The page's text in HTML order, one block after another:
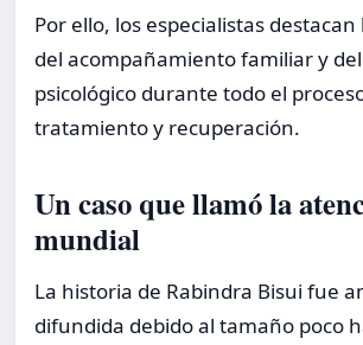
Por ello, los especialistas
del acompañamiento familiar y
psicológico durante todo el
tratamiento y recuperación.
Un caso que llamó la
mundial
La historia de Rabindra Bisui fue
difundida debido al tamaño poco